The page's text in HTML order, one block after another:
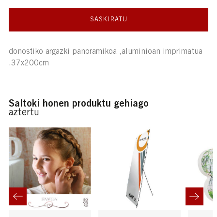
SASKIRATU
donostiko argazki panoramikoa ,aluminioan imprimatua
.37x200cm
Saltoki honen produktu gehiago
aztertu